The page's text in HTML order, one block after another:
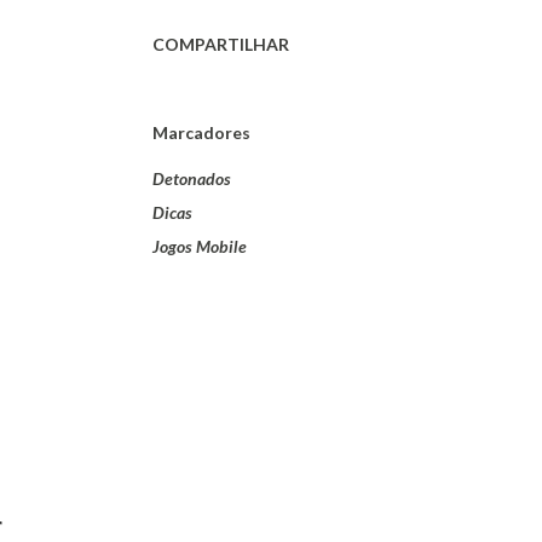
COMPARTILHAR
Marcadores
Detonados
Dicas
Jogos Mobile